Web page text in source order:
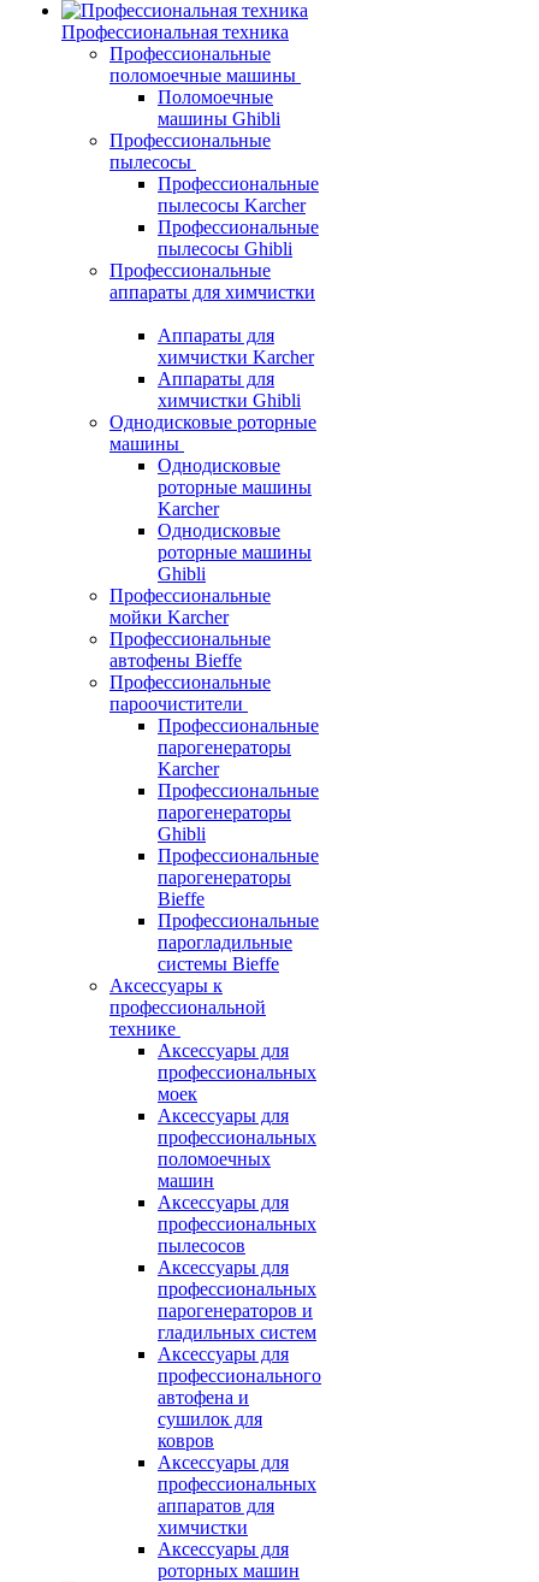
Профессиональная техника
Профессиональные
поломоечные машины
Поломоечные
машины Ghibli
Профессиональные
пылесосы
Профессиональные
пылесосы Karcher
Профессиональные
пылесосы Ghibli
Профессиональные
аппараты для химчистки
Аппараты для
химчистки Karcher
Аппараты для
химчистки Ghibli
Однодисковые роторные
машины
Однодисковые
роторные машины
Karcher
Однодисковые
роторные машины
Ghibli
Профессиональные
мойки Karcher
Профессиональные
автофены Bieffe
Профессиональные
пароочистители
Профессиональные
парогенераторы
Karcher
Профессиональные
парогенераторы
Ghibli
Профессиональные
парогенераторы
Bieffe
Профессиональные
парогладильные
системы Bieffe
Аксессуары к
профессиональной
технике
Аксессуары для
профессиональных
моек
Аксессуары для
профессиональных
поломоечных
машин
Аксессуары для
профессиональных
пылесосов
Аксессуары для
профессиональных
парогенераторов и
гладильных систем
Аксессуары для
профессионального
автофена и
сушилок для
ковров
Аксессуары для
профессиональных
аппаратов для
химчистки
Аксессуары для
роторных машин